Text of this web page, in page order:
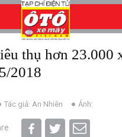
2018
Tác giả: An Nhiên Ảnh: